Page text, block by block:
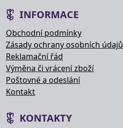
INFORMACE
Obchodní podmínky
Zásady ochrany osobních údajů
Reklamační řád
Výměna či vrácení zboží
Poštovné a odeslání
Kontakt
KONTAKTY